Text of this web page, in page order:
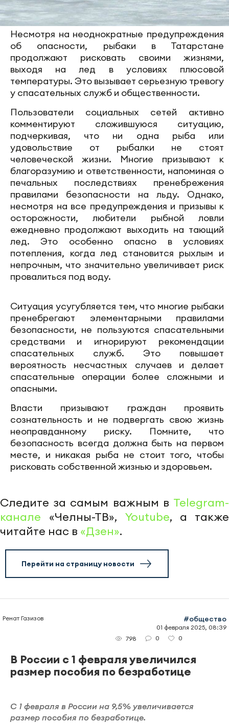
Несмотря на неоднократные предупреждения
об опасности, рыбаки в Татарстане
продолжают рисковать своими жизнями,
выходя на лед в условиях плюсовой
температуры. Это вызывает серьезную тревогу
у спасательных служб и общественности.
Пользователи социальных сетей активно
комментируют сложившуюся ситуацию,
подчеркивая, что ни одна рыба или
удовольствие от рыбалки не стоят
человеческой жизни. Многие призывают к
благоразумию и ответственности, напоминая о
печальных последствиях пренебрежения
правилами безопасности на льду. Однако,
несмотря на все предупреждения и призывы к
осторожности, любители рыбной ловли
ежедневно продолжают выходить на тающий
лед. Это особенно опасно в условиях
потепления, когда лед становится рыхлым и
непрочным, что значительно увеличивает риск
провалиться под воду.
Ситуация усугубляется тем, что многие рыбаки
пренебрегают элементарными правилами
безопасности, не пользуются спасательными
средствами и игнорируют рекомендации
спасательных служб. Это повышает
вероятность несчастных случаев и делает
спасательные операции более сложными и
опасными.
Власти призывают граждан проявить
сознательность и не подвергать свою жизнь
неоправданному риску. Помните, что
безопасность всегда должна быть на первом
месте, и никакая рыба не стоит того, чтобы
рисковать собственной жизнью и здоровьем.
Следите за самым важным в Telegram-
канале «Челны-ТВ», Youtube, а также
читайте нас в «Дзен».
Перейти на страницу новости
Ренат Газизов #общество
01 февраля 2025, 08:39
798
0 0
В России с 1 февраля увеличился
размер пособия по безработице
С 1 февраля в России на 9,5% увеличивается
размер пособия по безработице.